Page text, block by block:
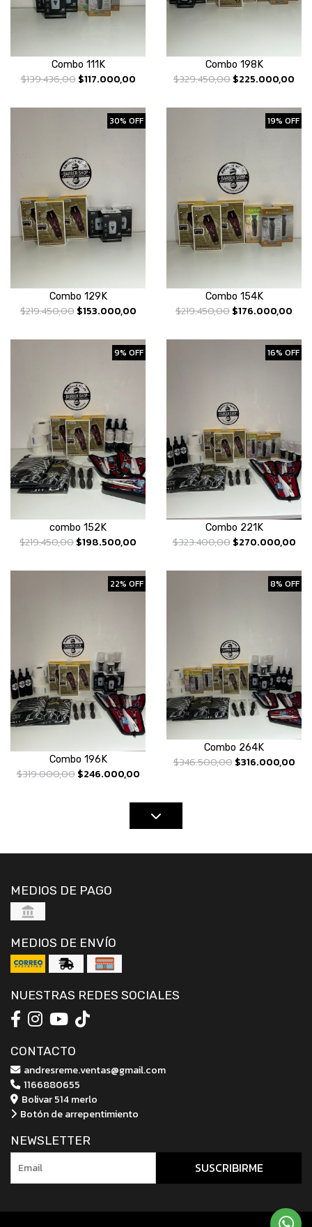
Combo 111K
$139.436,00$117.000,00
Combo 198K
$329.450,00$225.000,00
30% OFF
Combo 129K
$219.450,00$153.000,00
19% OFF
Combo 154K
$219.450,00$176.000,00
9% OFF
combo 152K
$219.450,00$198.500,00
16% OFF
Combo 221K
$323.400,00$270.000,00
22% OFF
Combo 196K
$319.000,00$246.000,00
8% OFF
Combo 264K
$346.500,00$316.000,00
MEDIOS DE PAGO
MEDIOS DE ENVÍO
NUESTRAS REDES SOCIALES
CONTACTO
andresreme.ventas@gmail.com
1166880655
Bolivar 514 merlo
Botón de arrepentimiento
NEWSLETTER
SUSCRIBIRME